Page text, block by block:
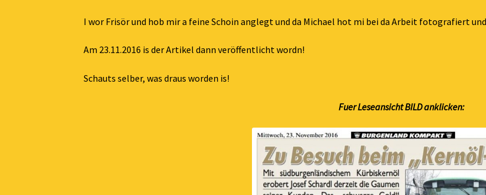
I wor Frisör und hob mir a feine Schoin anglegt und da Michael hot mi bei da Arbeit fotografiert
Am 23.11.2016 is der Artikel dann veröffentlicht wordn!
Schauts selber, was draus worden is!
Fuer Leseansicht BILD anklicken: